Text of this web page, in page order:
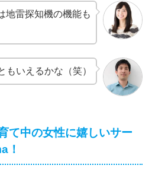
地雷探知機の機能も
もいえるかな（笑）
て中の女性に嬉しいサー
！